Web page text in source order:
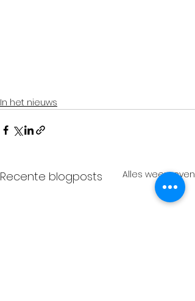
In het nieuws
Recente blogposts Alles weergeven